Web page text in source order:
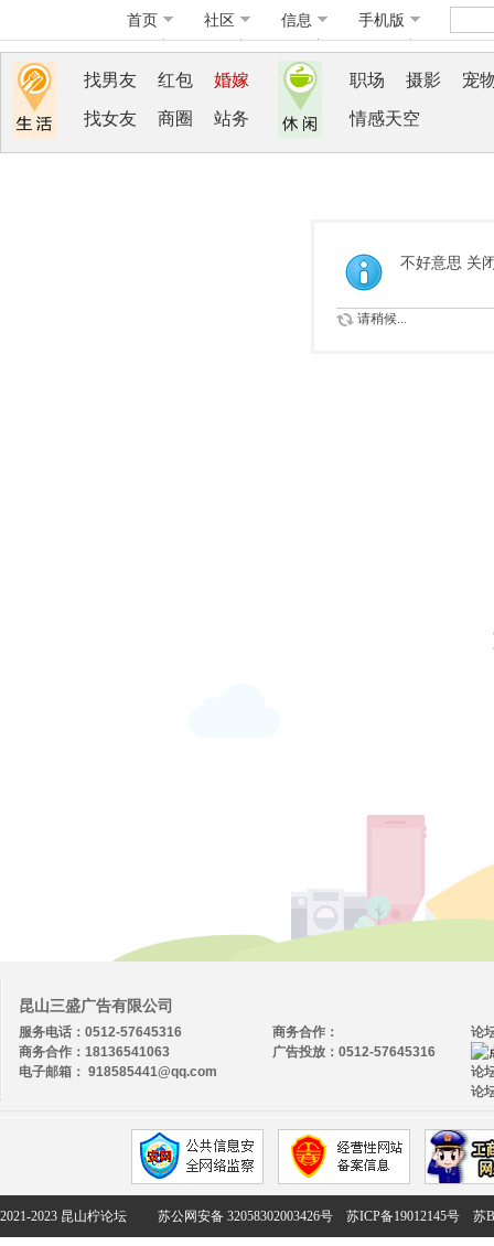
首页 社区 信息 手机版
找男友 红包 婚嫁
找女友 商圈 站务
职场 摄影 宠
情感天空
不好意思 关
请稍候...
昆山三盛广告有限公司
服务电话：0512-57645316
商务合作：18136541063
电子邮箱： 918585441@qq.com
论
论
论
商务合作：
广告投放：0512-57645316
2021-2023 昆山柠论坛 苏公网安备 32058302003426号 苏ICP备19012145号 苏